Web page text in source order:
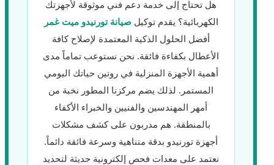
هل تحتاج إلى خدمة دعم فني موثوقة لأجهزتك
الكهربائية؟ يقدم توكيلصيانة تورنيدو ميت غمر
أفضل الحلول الذكية المعتمدة لإصلاح كافة
الأعطال بكفاءة فائقة. نحن نستوعب تماماً مدى
أهمية الأجهزة المنزلية في روتين حياتك اليومي
المستمر. لذلك يضم مركزنا المطور نخبة من
أمهر المهندسين والفنيين والخبراء الأكفاء
بالمنطقة. هم مدربون على كشف مشكلات
أجهزة تورنيدو بدقة متناهية وسرعة فائقة دائماً.
نعتمد على معدات فحص إلكترونية حديثة لتحديد